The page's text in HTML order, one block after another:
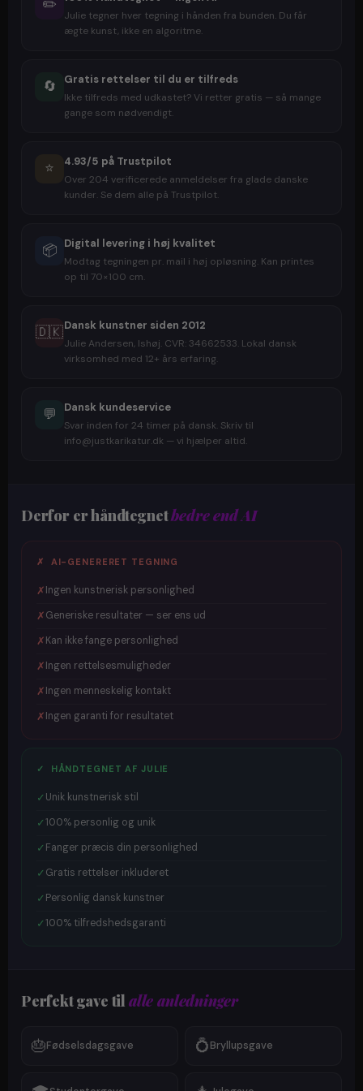
✏️
Julie tegner hver tegning i hånden fra bunden. Du får
ægte kunst, ikke en algoritme.
🔄 Gratis rettelser til du er tilfreds
Ikke tilfreds med udkastet? Vi retter gratis — så mange
gange som nødvendigt.
⭐ 4.93/5 på Trustpilot
Over 204 verificerede anmeldelser fra glade danske
kunder. Se dem alle på Trustpilot.
📦 Digital levering i høj kvalitet
Modtag tegningen pr. mail i høj opløsning. Kan printes
op til 70×100 cm.
🇩🇰Dansk kunstner siden 2012
Julie Andersen, Ishøj. CVR: 34662533. Lokal dansk
virksomhed med 12+ års erfaring.
💬 Dansk kundeservice
Svar inden for 24 timer på dansk. Skriv til
info@justkarikatur.dk — vi hjælper altid.
Derfor er håndtegnetbedre end AI
✗ AI-GENERERET TEGNING
✗Ingen kunstnerisk personlighed
✗Generiske resultater — ser ens ud
✗Kan ikke fange personlighed
✗Ingen rettelsesmuligheder
✗Ingen menneskelig kontakt
✗Ingen garanti for resultatet
✓ HÅNDTEGNET AF JULIE
✓ Unik kunstnerisk stil
✓100% personlig og unik
✓ Fanger præcis din personlighed
✓ Gratis rettelser inkluderet
✓ Personlig dansk kunstner
✓100% tilfredshedsgaranti
Perfekt gave til alle anledninger
🎂Fødselsdagsgave 💍Bryllupsgave